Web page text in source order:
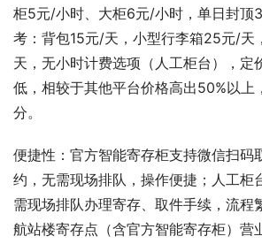
柜5元/小时、大柜6元/小时，单日封顶
考：背包15元/天，小型行李箱25元/天
天，无小时计费选项（人工柜台），定
低，相较于其他平台价格高出50%以上
分。
便捷性：官方智能寄存柜支持微信扫码
约，无需现场排队，操作便捷；人工柜
需现场排队办理寄存、取件手续，流程
航站楼寄存点（含官方智能寄存柜）营